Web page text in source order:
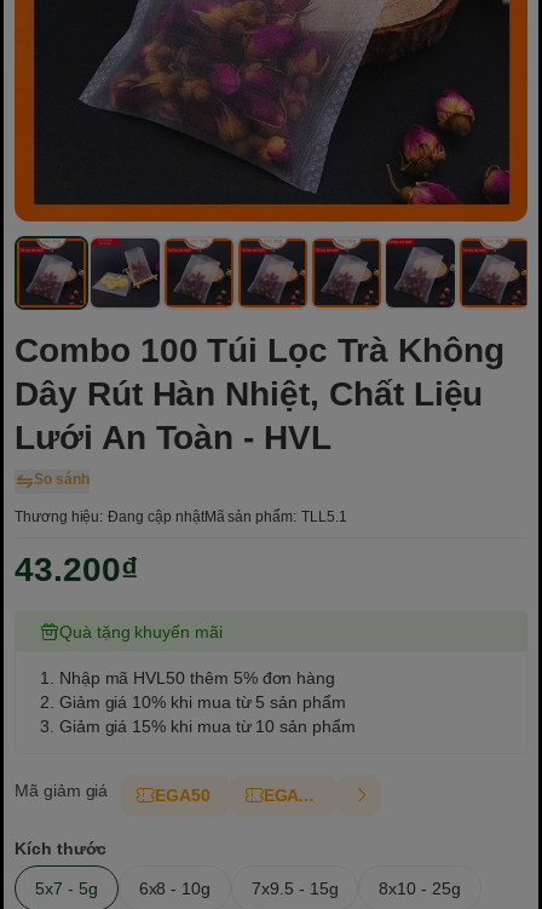
Combo 100 Túi Lọc Trà Không
Dây Rút Hàn Nhiệt, Chất Liệu
Lưới An Toàn - HVL
So sánh
Thương hiệu: Đang cập nhậtMã sản phẩm: TLL5.1
43.200₫
Quà tặng khuyến mãi
1. Nhập mã HVL50 thêm 5% đơn hàng
2. Giảm giá 10% khi mua từ 5 sản phẩm
3. Giảm giá 15% khi mua từ 10 sản phẩm
Mã giảm giá EGA50 EGAT10
Kích thước
5x7 - 5g 6x8 - 10g 7x9.5 - 15g 8x10 - 25g